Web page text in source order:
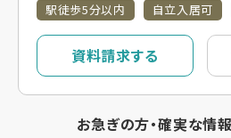
駅徒歩5分以内
自立入居可
資料請求する
お急ぎの方・確実な情